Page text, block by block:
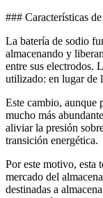
### Características
La batería de sodio
almacenando y
entre sus electrodos.
utilizado: en lugar de
Este cambio, aunque
mucho más
aliviar la presión
transición energética.
Por este motivo, esta
mercado del
destinadas a